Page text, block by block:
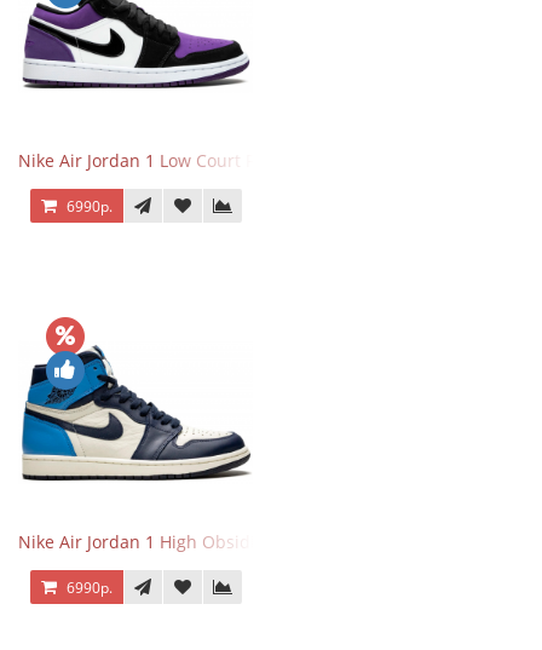
Nike Air Jordan 1 Low Court Purple
6990р.
Nike Air Jordan 1 High Obsidian University Blue
6990р.